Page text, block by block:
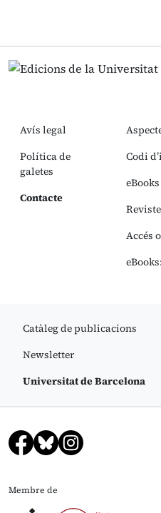
Avís legal
Política de
galetes
Contacte
Codi
eBooks
Accés
Catàleg de publicacions
Newsletter
Universitat de Barcelona
Membre de